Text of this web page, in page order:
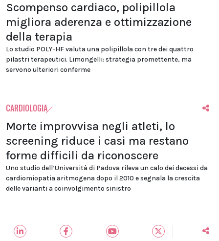
Scompenso cardiaco, polipillola
migliora aderenza e ottimizzazione
della terapia
Lo studio POLY-HF valuta una polipillola con tre dei quattro
pilastri terapeutici. Limongelli: strategia promettente, ma
servono ulteriori conferme
CARDIOLOGIA
Morte improvvisa negli atleti, lo
screening riduce i casi ma restano
forme difficili da riconoscere
Uno studio dell’Università di Padova rileva un calo dei decessi da
cardiomiopatia aritmogena dopo il 2010 e segnala la crescita
delle varianti a coinvolgimento sinistro